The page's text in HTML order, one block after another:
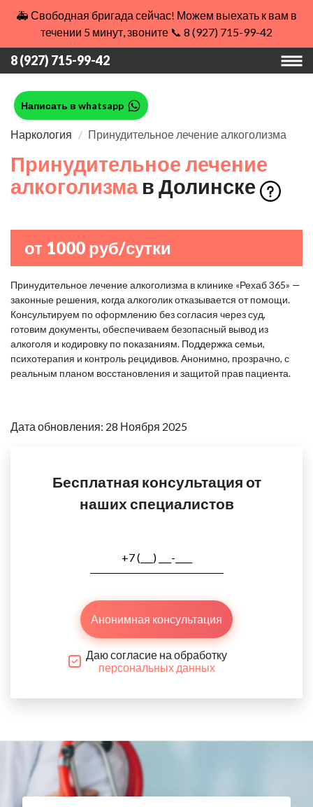
🚑 Свободная бригада сейчас! Можем выехать к вам в
течении 5 минут, звоните 📞 8 (927) 715-99-42
8 (927) 715-99-42
Написать в whatsapp
Наркология Принудительное лечение алкоголизма
Принудительное лечение
алкоголизма в Долинске
от 1000 руб/сутки
Принудительное лечение алкоголизма в клинике «Рехаб 365» —
законные решения, когда алкоголик отказывается от помощи.
Консультируем по оформлению без согласия через суд,
готовим документы, обеспечиваем безопасный вывод из
алкоголя и кодировку по показаниям. Поддержка семьи,
психотерапия и контроль рецидивов. Анонимно, прозрачно, с
реальным планом восстановления и защитой прав пациента.
Дата обновления: 28 Ноября 2025
Бесплатная консультация от
наших специалистов
Анонимная консультация
Даю согласие на обработку
персональных данных